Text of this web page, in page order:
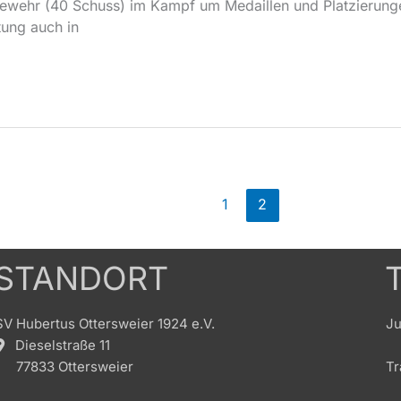
(40 Schuss) im Kampf um Medaillen und
auch in
1 2
Hubertus Ottersweier 1924 e.V.
Dieselstraße 11
Ottersweier